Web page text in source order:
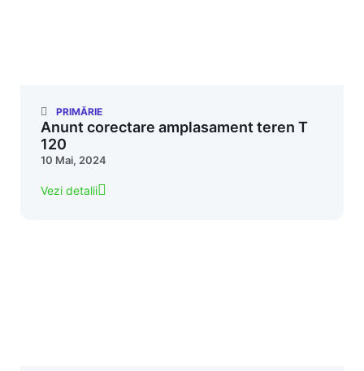
PRIMĂRIE
Anunt corectare amplasament teren T
120
10 Mai, 2024
Vezi detalii